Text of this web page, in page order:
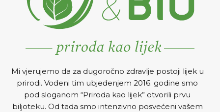
Mi vjerujemo da za dugoročno zdravlje postoji lijek u
prirodi. Vođeni tim ubjeđenjem 2016. godine smo
pod sloganom “Priroda kao lijek” otvorili prvu
biljoteku. Od tada smo intenzivno posvećeni vašem